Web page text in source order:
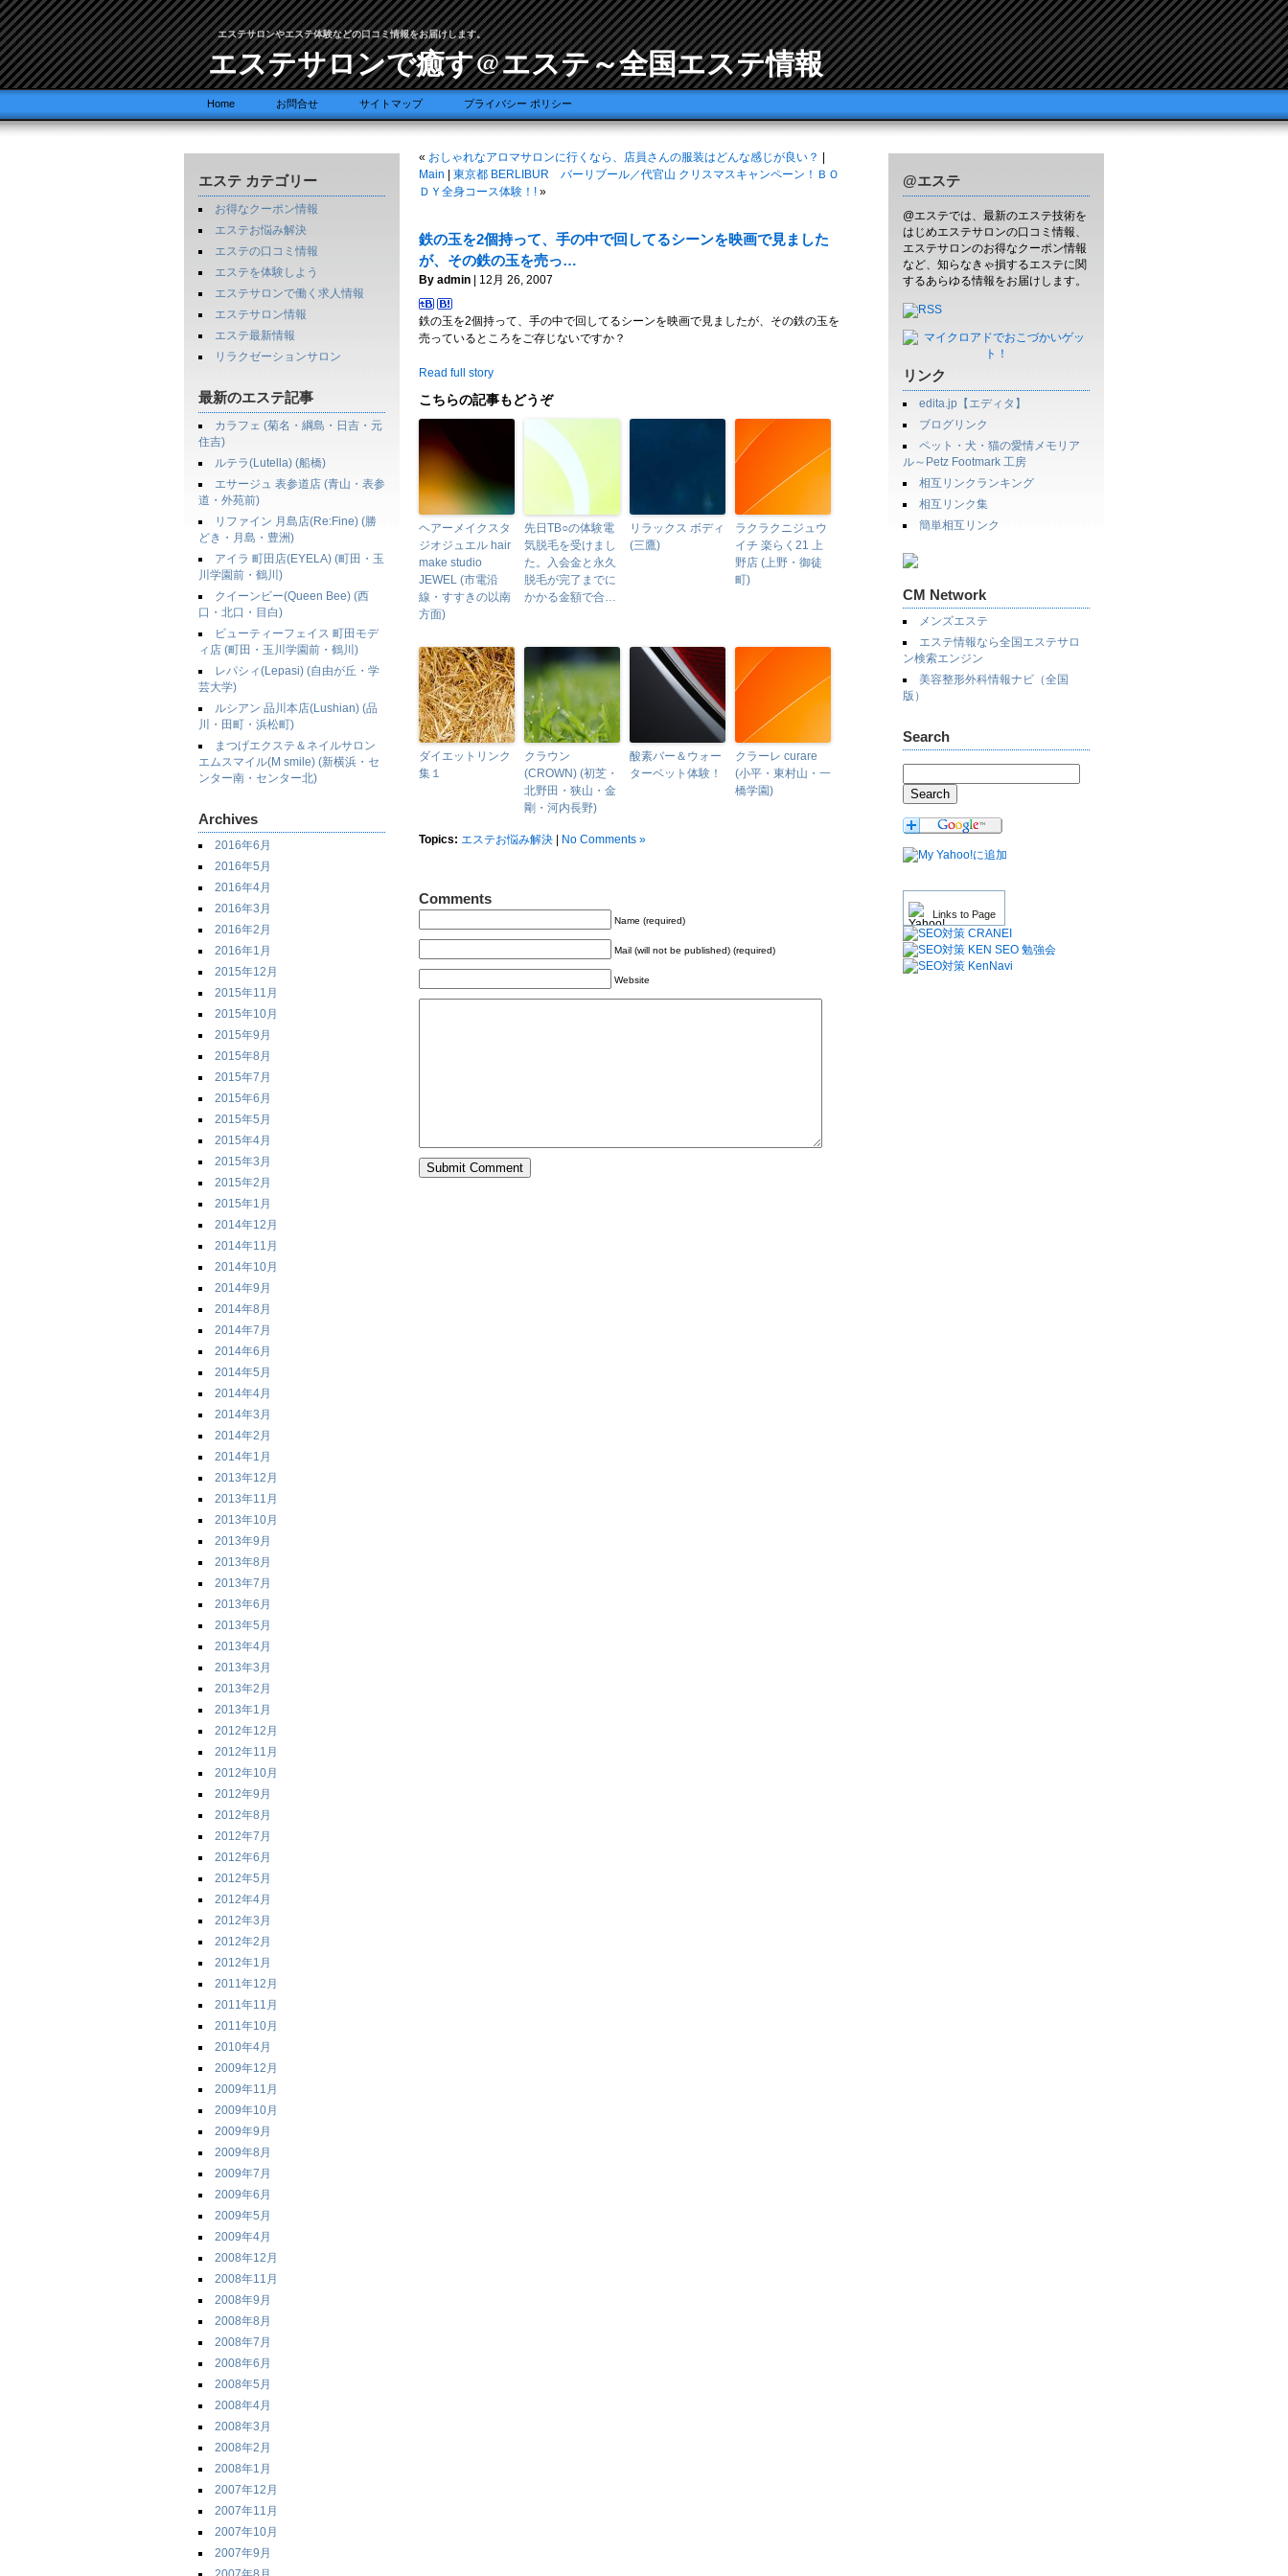
エステサロンやエステ体験などの口コミ情報をお届けします。
エステサロンで癒す@エステ～全国エステ情報
Home お問合せ サイトマップ プライバシー ポリシー
エステ カテゴリー
お得なクーポン情報
エステお悩み解決
エステの口コミ情報
エステを体験しよう
エステサロンで働く求人情報
エステサロン情報
エステ最新情報
リラクゼーションサロン
最新のエステ記事
カラフェ (菊名・綱島・日吉・元
住吉)
ルテラ(Lutella) (船橋)
エサージュ 表参道店 (青山・表参
道・外苑前)
リファイン 月島店(Re:Fine) (勝
どき・月島・豊洲)
アイラ 町田店(EYELA) (町田・玉
川学園前・鶴川)
クイーンビー(Queen Bee) (西
口・北口・目白)
ビューティーフェイス 町田モデ
ィ店 (町田・玉川学園前・鶴川)
レパシィ(Lepasi) (自由が丘・学
芸大学)
ルシアン 品川本店(Lushian) (品
川・田町・浜松町)
まつげエクステ＆ネイルサロン
エムスマイル(M smile) (新横浜・セ
ンター南・センター北)
Archives
2016年6月
2016年5月
2016年4月
2016年3月
2016年2月
2016年1月
2015年12月
2015年11月
2015年10月
2015年9月
2015年8月
2015年7月
2015年6月
2015年5月
2015年4月
2015年3月
2015年2月
2015年1月
2014年12月
2014年11月
2014年10月
2014年9月
2014年8月
2014年7月
2014年6月
2014年5月
2014年4月
2014年3月
2014年2月
2014年1月
2013年12月
2013年11月
2013年10月
2013年9月
2013年8月
2013年7月
2013年6月
2013年5月
2013年4月
2013年3月
2013年2月
2013年1月
2012年12月
2012年11月
2012年10月
2012年9月
2012年8月
2012年7月
2012年6月
2012年5月
2012年4月
2012年3月
2012年2月
2012年1月
2011年12月
2011年11月
2011年10月
2010年4月
2009年12月
2009年11月
2009年10月
2009年9月
2009年8月
2009年7月
2009年6月
2009年5月
2009年4月
2008年12月
2008年11月
2008年9月
2008年8月
2008年7月
2008年6月
2008年5月
2008年4月
2008年3月
2008年2月
2008年1月
2007年12月
2007年11月
2007年10月
2007年9月
@エステ
@エステでは、最新のエステ技術を
はじめエステサロンの口コミ情報、
エステサロンのお得なクーポン情報
など、知らなきゃ損するエステに関
するあらゆる情報をお届けします。
リンク
edita.jp【エディタ】
ブログリンク
ペット・犬・猫の愛情メモリア
ル～Petz Footmark 工房
相互リンクランキング
相互リンク集
簡単相互リンク
CM Network
メンズエステ
エステ情報なら全国エステサロ
ン検索エンジン
美容整形外科情報ナビ（全国
版）
Search
Links to Page
« おしゃれなアロマサロンに行くなら、店員さんの服装はどんな感じが良い？
Main
東京都 BERLIBUR バーリブール／代官山 クリスマスキャンペーン！ＢＯ
ＤＹ全身コース体験！! »
鉄の玉を2個持って、手の中で回してるシーンを映画で見ました
が、その鉄の玉を売っ…
By admin | 12月 26, 2007
鉄の玉を2個持って、手の中で回してるシーンを映画で見ましたが、その鉄の玉を
売っているところをご存じないですか？
Read full story
こちらの記事もどうぞ
ヘアーメイクスタ
ジオジュエル hair
make studio
JEWEL (市電沿
線・すすきの以南
方面)
先日TB○の体験電
気脱毛を受けまし
た。入会金と永久
脱毛が完了までに
かかる金額で合…
リラックス ボディ
(三鷹)
ラクラクニジュウ
イチ 楽らく21 上
野店 (上野・御徒
町)
ダイエットリンク
集１
クラウン
(CROWN) (初芝・
北野田・狭山・金
剛・河内長野)
酸素バー＆ウォー
ターベット体験！
クラーレ curare
(小平・東村山・一
橋学園)
Topics: エステお悩み解決 No Comments »
Comments
Name (required)
Mail (will not be published) (required)
Website